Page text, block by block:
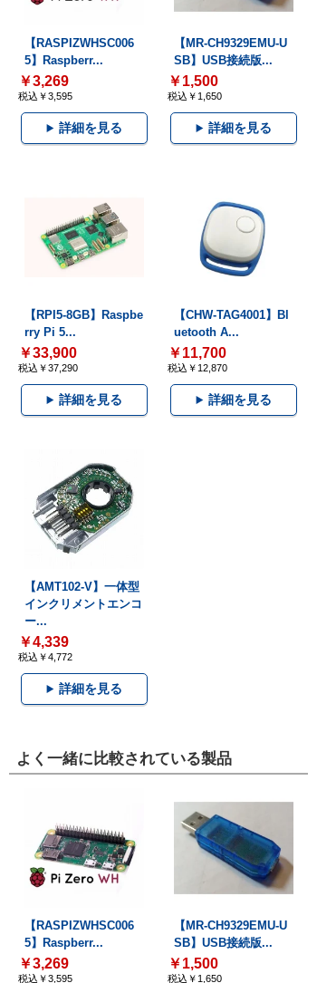
【RASPIZWHSC006
5】Raspberr...
￥3,269
税込￥3,595
詳細を見る
【MR-CH9329EMU-U
SB】USB接続版...
￥1,500
税込￥1,650
詳細を見る
【RPI5-8GB】Raspbe
rry Pi 5...
￥33,900
税込￥37,290
詳細を見る
【CHW-TAG4001】Bl
uetooth A...
￥11,700
税込￥12,870
詳細を見る
【AMT102-V】一体型
インクリメントエンコ
ー...
￥4,339
税込￥4,772
詳細を見る
よく一緒に比較されている製品
【RASPIZWHSC006
5】Raspberr...
￥3,269
税込￥3,595
【MR-CH9329EMU-U
SB】USB接続版...
￥1,500
税込￥1,650